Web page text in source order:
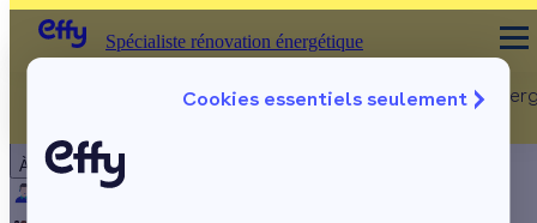
Cookies essentiels seulement
À propos
Spécialiste rénovation énergétique Rénovation
Spécialiste rénovation énergétique